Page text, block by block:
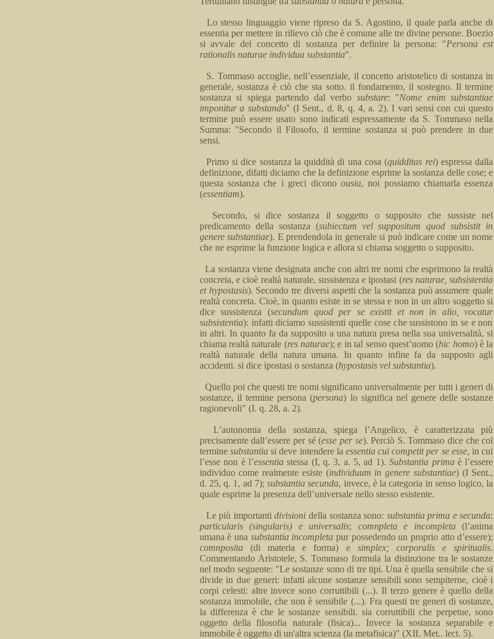
Lo stesso linguaggioviene ripreso da S. Agostino, il quale parla anche di
essentia per mettere in rilievo ciò che è comune alle tre divine persone.Boezio
si avvale del concetto di sostanza per definire la persona: "Personaest
rationalis naturaeindividua substantia".
S. Tommaso accoglie, nell’essenziale, il concetto aristotelico di sostanza in
generale, sostanza è ciò che sta sotto. il fondamento, il sostegno. Il termine
sostanza si spiega partendo dal verbo substare: "Nome enim substantiae
imponitura substando" (I Sent., d. 8, q.4,a. 2). I vari sensi con cui questo
termine può essere usato sono indicati espressamente da S. Tommaso nella
Summa: "Secondo il Filosofo, il termine sostanza si può prendere in due
sensi.
Primo si dice sostanza la quiddità di una cosa (quidditas rei) espressa dalla
definizione, difattidiciamo che la definizione esprime la sostanza delle cose; e
questa sostanza che i greci dicono ousia, noi possiamo chiamarla essenza
(essentiam).
Secondo, si dice sostanza il soggetto osupposito che sussiste nel
predicamentodella sostanza (subiectum vel suppositum quod subsistitin
generesubstantiae). E prendendola in generale si può indicare come un nome
che ne esprime la funzione logica e allora si chiama soggetto o supposito.
La sostanzaviene designata anche con altri tre nomi che esprimono la realtà
concreta, e cioè realtà naturale, sussistenza e ipostasi (res naturae,subsistentia
et hypostasis). Secondo tre diversi aspetti che la sostanza può assumere quale
realtà concreta. Cioè, in quanto esiste in se stessa e non in un altro soggetto si
dice sussistenza (secundum quod per seexistit etnon in alio,vocatur
subsistentia): infatti diciamo sussistenti quelle cose che sussistono in se e non
in altri. In quanto fa da supposito a una natura presa nella sua universalità, si
chiama realtà naturale (res naturae); e in tal senso quest’uomo (hic homo) è la
realtà naturale della natura umana.In quanto infine fa da supposto agli
accidenti. si dice ipostasi o sostanza (hypostasis vel substantia).
Quello poi che questi tre nomi significano universalmente per tutti i generi di
sostanze, il termine persona (persona) lo significa nel genere delle sostanze
ragionevoli" (I. q. 28, a. 2).
L’autonomia della sostanza, spiega l’Angelico, è caratterizzata più
precisamente dall’essere per sé(esse per se).Perciò S.Tommasodice che col
termine substantia si deve intendere la essentiacuicompetitper se esse, in cui
l’esse non è l’essentia stessa (I, q.3, a. 5,ad 1).Substantia prima è l’essere
individuo come realmente esiste (individuum in genere substantiae) (I Sent.,
d. 25, q. 1, ad 7);substantia secunda, invece, è la categoria in senso logico, la
quale esprime la presenza dell’universale nello stesso esistente.
Le più importantidivisioni della sostanza sono: substantiaprima esecunda:
particularis(singularis) e universalis; comnpletae incompleta(l’anima
umana è una substantiaincompleta pur possedendo un proprio atto d’essere);
comnposita(di materia e forma) e simplex; corporalisespiritualis.
Commentando Aristotele, S. Tommasoformula la distinzione tra le sostanze
nel modo seguente: "Le sostanze sono di tre tipi. Una è quella sensibile che si
divide in due generi: infatti alcune sostanze sensibili sono sempiterne, cioè i
corpi celesti: altre invece sono corruttibili (...). Il terzo genere è quello della
sostanza immobile, che non è sensibile (...). Fra questi tre generi di sostanze,
la differenza è che lesostanze sensibili. sia corruttibili che perpetue, sono
oggetto della filosofia naturale (fisica)... Invece la sostanza separabile e
immobile è oggetto di un'altra scienza (la metafisica)" (XIL Met.. lect. 5).